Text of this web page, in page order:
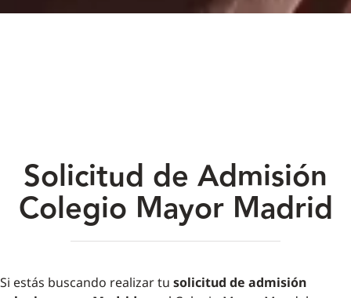
Solicitud de Admisión
Colegio Mayor Madrid
Si estás buscando realizar tu solicitud de admisión